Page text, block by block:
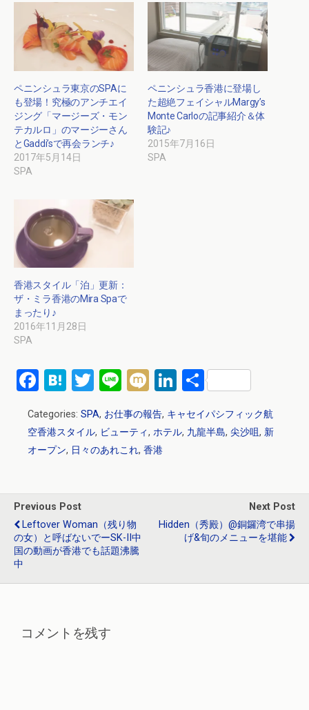
ペニンシュラ東京のSPAに
も登場！究極のアンチエイ
ジング「マージーズ・モン
テカルロ」のマージーさん
とGaddi’sで再会ランチ♪
2017年5月14日
SPA
ペニンシュラ香港に登場し
た超絶フェイシャルMargy’s
Monte Carloの記事紹介＆体
験記♪
2015年7月16日
SPA
香港スタイル「泊」更新：
ザ・ミラ香港のMira Spaで
まったり♪
2016年11月28日
SPA
F
ce
b
o
k
H
e
n
T
tt
er
Li
n
e
M
ixi
Li
ke
共
Categories: SPA, お仕事の報告, キャセイパシフィック航
空香港スタイル, ビューティ, ホテル, 九龍半島, 尖沙咀, 新
オープン, 日々のあれこれ, 香港
Previous Post
Leftover Woman（残り物
の女）と呼ばないでーSK-II中
国の動画が香港でも話題沸騰
中
Next Post
Hidden（秀殿）@銅鑼湾で串揚
げ&旬のメニューを堪能
コメントを残す